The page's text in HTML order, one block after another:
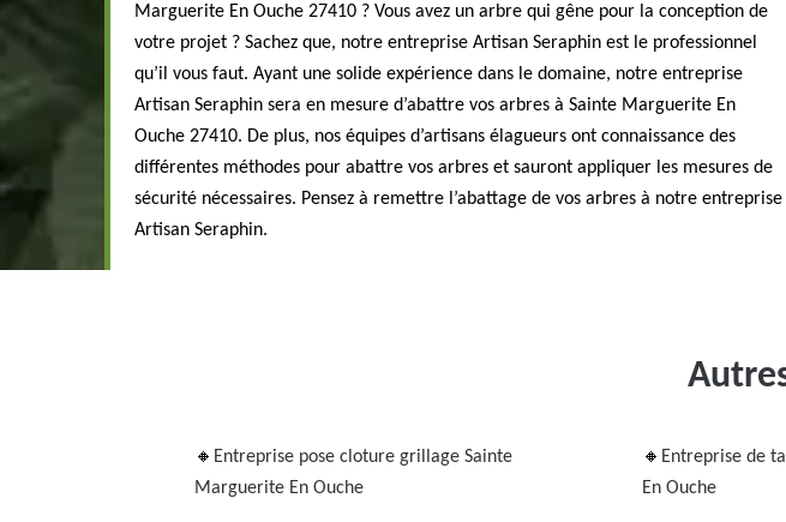
Marguerite En Ouche 27410 ? Vous avez un arbre qui gêne pour la conception de
votre projet ? Sachez que, notre entreprise Artisan Seraphin est le professionnel
qu’il vous faut. Ayant une solide expérience dans le domaine, notre entreprise
Artisan Seraphin sera en mesure d’abattre vos arbres à Sainte Marguerite En
Ouche 27410. De plus, nos équipes d’artisans élagueurs ont connaissance des
différentes méthodes pour abattre vos arbres et sauront appliquer les mesures de
sécurité nécessaires. Pensez à remettre l’abattage de vos arbres à notre entreprise
Artisan Seraphin.
Entreprise pose cloture grillage Sainte
Marguerite En Ouche
Entreprise de
En Ouche